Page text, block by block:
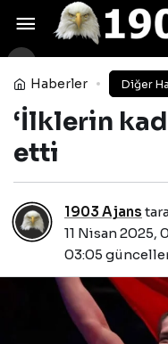
Haberler Diğer
‘İlklerin
etti
1903 Ajans
11 Nisan 2025,
03:05
derbisinin
Yorum Yap